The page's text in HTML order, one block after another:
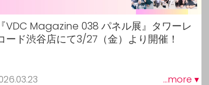
『VDC Magazine 038 パネル展』タワーレ
ード渋谷店にて3/27（金）より開催！
...more ▾